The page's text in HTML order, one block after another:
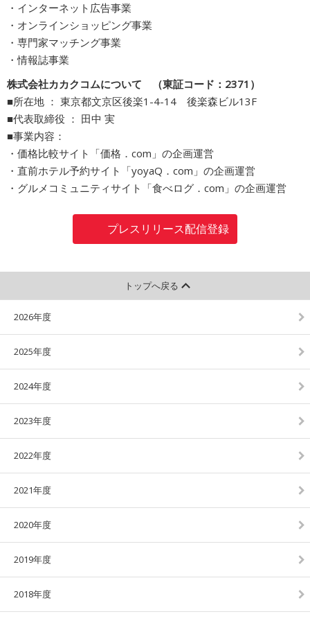
・インターネット広告事業
・オンラインショッピング事業
・専門家マッチング事業
・情報誌事業
株式会社カカクコムについて （東証コード：2371）
■所在地 ： 東京都文京区後楽1-4-14 後楽森ビル13F
■代表取締役 ： 田中 実
■事業内容：
・価格比較サイト「価格．com」の企画運営
・直前ホテル予約サイト「yoyaQ．com」の企画運営
・グルメコミュニティサイト「食べログ．com」の企画運営
プレスリリース配信登録
トップへ戻る
2026年度
2025年度
2024年度
2023年度
2022年度
2021年度
2020年度
2019年度
2018年度